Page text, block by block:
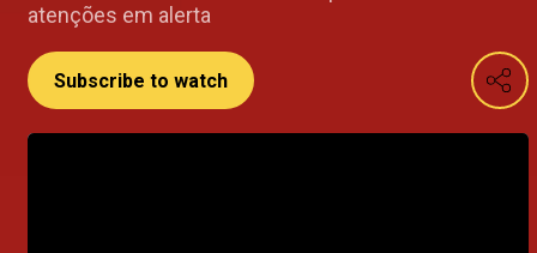
atenções em alerta
Subscribe to watch